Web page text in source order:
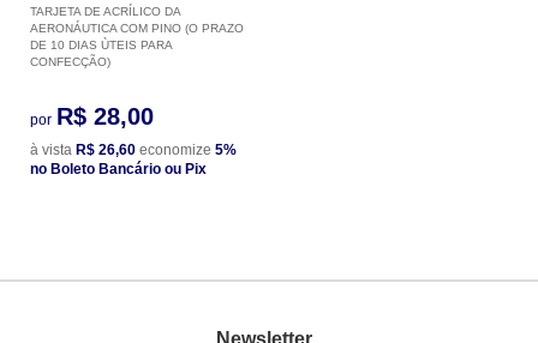
TARJETA DE ACRÍLICO DA
AERONÁUTICA COM PINO (O PRAZO
DE 10 DIAS ÙTEIS PARA
CONFECÇÃO)
por R$ 28,00
à vista R$ 26,60 economize 5%
no Boleto Bancário ou Pix